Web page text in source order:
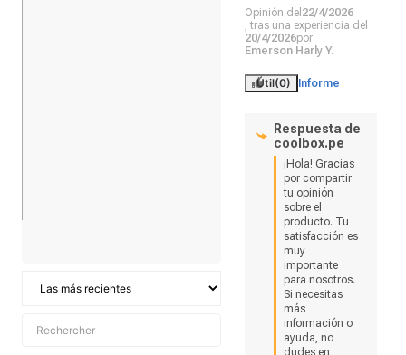
Opinión del 22/4/2026
, tras una experiencia del
20/4/2026por
Emerson Harly Y.
Útil(0) Informe
Respuesta de
coolbox.pe
¡Hola! Gracias
por compartir
tu opinión
sobre el
producto. Tu
satisfacción es
muy
importante
para nosotros.
Si necesitas
más
información o
ayuda, no